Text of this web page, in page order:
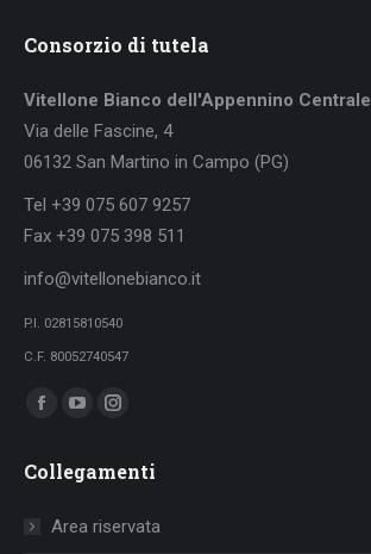
Consorzio di tutela
Vitellone Bianco dell'Appennino Centrale
Via delle Fascine, 4
06132 San Martino in Campo (PG)
Tel +39 075 607 9257
Fax +39 075 398 511
info@vitellonebianco.it
P.I. 02815810540
C.F. 80052740547
Ci puoi trovare su:
Facebook
opens
YouTube
opens
Instagram
opens
Collegamenti
Area riservata